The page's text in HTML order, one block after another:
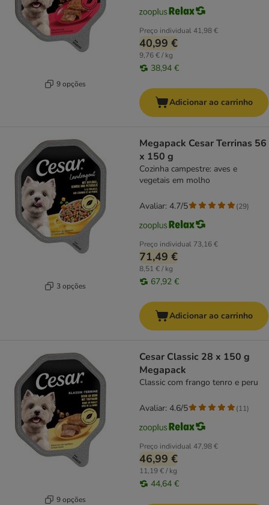
9 opções
Preço individual41,98 €
40,99 €
9,76 € / kg
38,94 €
Adicionar ao carrinho
3 opções
Megapack Cesar Terrinas 56
x 150 g
Cozinha campestre: aves e
vegetais em molho
Preço individual 73,16 €
71,49 €
8,51 € / kg
67,92 €
Avaliar: 4.7/5 (29)
Adicionar ao carrinho
9 opções
Cesar Classic 28 x 150 g
Megapack
Classic com frango tenro e peru
Preço individual47,98 €
46,99 €
11,19 € / kg
44,64 €
Avaliar: 4.6/5 (11)